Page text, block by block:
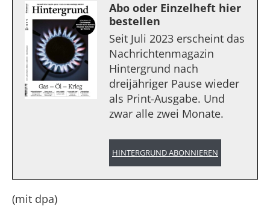
Abo oder Einzelheft hier
bestellen
Seit Juli 2023 erscheint das
Nachrichtenmagazin
Hintergrund nach
dreijähriger Pause wieder
als Print-Ausgabe. Und
zwar alle zwei Monate.
HINTERGRUND ABONNIEREN
(mit dpa)